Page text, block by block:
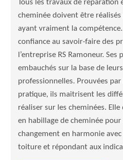
Tous les travaux de réparation
cheminée doivent être
ayant vraiment la
confiance au savoir-faire des
l’entreprise RS Ramoneur.
embauchés sur la base de
professionnelles. Prouvées par
pratique, ils maitrisent les
réaliser sur les cheminées.
en habillage de cheminée
changement en harmonie avec
toiture et répondant aux